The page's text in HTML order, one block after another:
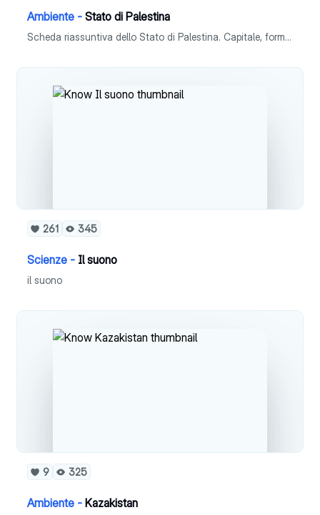
Ambiente - Stato di Palestina
Scheda riassuntiva dello Stato di Palestina. Capitale, forma istituzionale, superficie, popolazione, densità, lingua, religione, moneta, PIL pro capite e ISU.
261 345
Scienze - Il suono
il suono
9 325
Ambiente - Kazakistan